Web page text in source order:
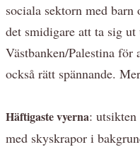
sociala sektorn med
det smidigare att ta sig
Västbanken/Palestina
också rätt spännande.
Häftigaste vyerna:
med skyskrapor i